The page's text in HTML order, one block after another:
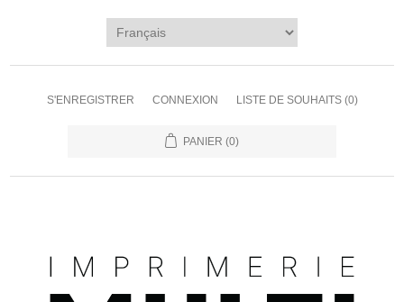
S'ENREGISTRER CONNEXION LISTE DE SOUHAITS (0)
PANIER (0)